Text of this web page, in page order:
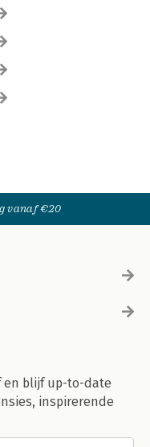
vanaf €20
en blijf up-to-date
inspirerende